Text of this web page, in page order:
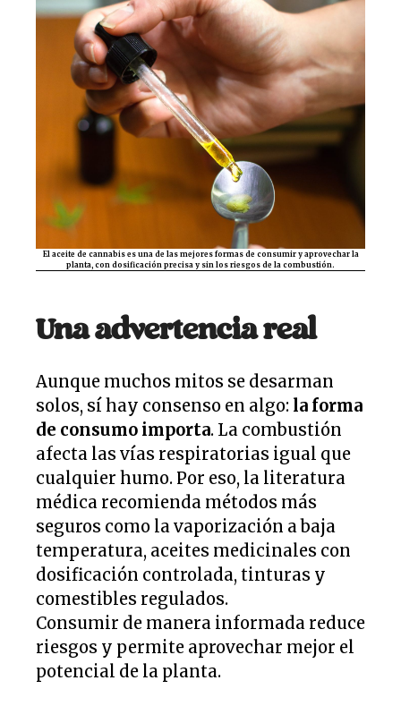
El aceite de cannabis es una de las mejores formas de consumir y aprovechar la
planta, con dosificación precisa y sin los riesgos de la combustión.
Una advertencia real
Aunque muchos mitos se desarman
solos, sí hay consenso en algo: la forma
de consumo importa. La combustión
afecta las vías respiratorias igual que
cualquier humo. Por eso, la literatura
médica recomienda métodos más
seguros como la vaporización a baja
temperatura, aceites medicinales con
dosificación controlada, tinturas y
comestibles regulados.
Consumir de manera informada reduce
riesgos y permite aprovechar mejor el
potencial de la planta.